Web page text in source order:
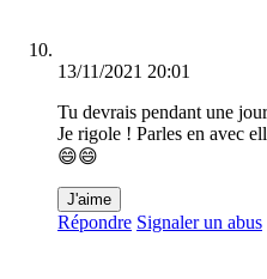
13/11/2021 20:01
Tu devrais pendant une
Je rigole ! Parles en avec
😄😄
J'aime
Répondre Signaler un abus